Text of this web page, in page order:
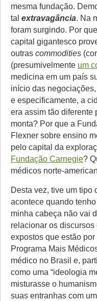
mesma fundação.
tal extravagância. Na
foram surgindo. Por
capital gigantesco
outras commodities
(presumivelmente um
medicina em um país
início das
e especificamente, a
era assim tão diferente
monta? Por que a
Flexner sobre ensino
pelo capital da
Fundação Carnegie?
médicos norte-
Desta vez, tive um tipo
acontece quando
minha cabeça não vai
relacionar os
expostos que estão
Programa Mais
médico no Brasil e,
como uma “ideologia
misturasse o
suas entranhas com